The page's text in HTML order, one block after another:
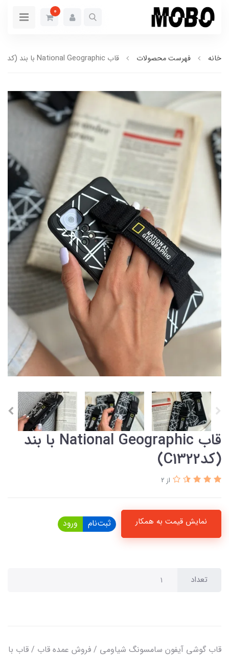
0
خانه فهرست محصولات قاب National Geographic با بند (کدC1322)
قاب National Geographic با بند
(کدC1322)
از 2
نمایش قیمت به همکار ثبت‌نام ورود
تعداد
قاب گوشی آیفون سامسونگ شیاومی / فروش عمده قاب / قاب با